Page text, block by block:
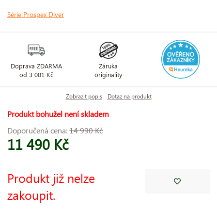
Série Prospex Diver
Doprava ZDARMA
od 3 001 Kč
Záruka
originality
Zobrazit popis Dotaz na produkt
Produkt bohužel není skladem
Doporučená cena:14 990 Kč
11 490 Kč
Produkt již nelze
zakoupit.